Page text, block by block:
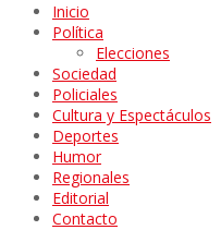
Inicio
Política
Elecciones
Sociedad
Policiales
Cultura y Espectáculos
Deportes
Humor
Regionales
Editorial
Contacto